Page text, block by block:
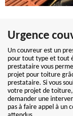
Urgence
Un couvreur est un
pour tout type et tout
prestataire vous
projet pour toiture
prestataire. Si vous
votre projet de toiture,
demander une
pas à faire appel à un